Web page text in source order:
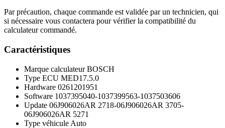
Par précaution, chaque commande est validée par un technicien, qui
si nécessaire vous contactera pour vérifier la compatibilité du
calculateur commandé.
Caractéristiques
Marque calculateur BOSCH
Type ECU MED17.5.0
Hardware 0261201951
Software 1037395040-1037399563-1037503606
Update 06J906026AR 2718-06J906026AR 3705-
06J906026AR 5271
Type véhicule Auto